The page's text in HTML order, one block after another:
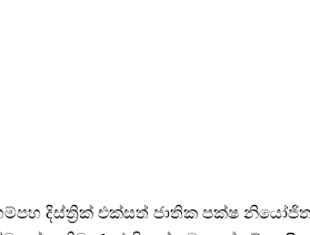
ගම්පහ දිස්ත්‍රික් එක්සත් ජාතික පක්ෂ